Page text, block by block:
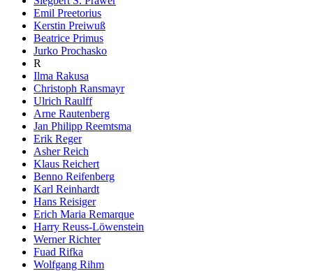
Emil Preetorius
Kerstin Preiwuß
Beatrice Primus
Jurko Prochasko
R
Ilma Rakusa
Christoph Ransmayr
Ulrich Raulff
Arne Rautenberg
Jan Philipp Reemtsma
Erik Reger
Asher Reich
Klaus Reichert
Benno Reifenberg
Karl Reinhardt
Hans Reisiger
Erich Maria Remarque
Harry Reuss-Löwenstein
Werner Richter
Fuad Rifka
Wolfgang Rihm